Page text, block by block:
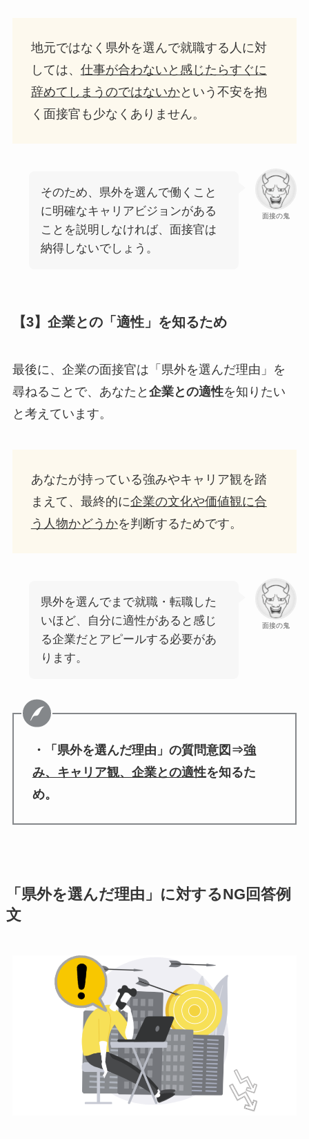
地元ではなく県外を選んで就職する人に対
しては、 仕事が合わないと感じたらすぐに
辞めてしまうのではないかという不安を抱
く面接官も少なくありません。
面接の鬼
そのため、県外を選んで働くこと
に明確なキャリアビジョンがある
ことを説明しなければ、面接官は
納得しないでしょう。
【3】企業との「適性」を知るため
最後に、企業の面接官は「県外を選んだ理由」を
尋ねることで、あなたと 企業との適性を知りたい
と考えています。
あなたが持っている強みやキャリア観を踏
まえて、最終的に企業の文化や価値観に合
う人物かどうかを判断するためです。
面接の鬼
県外を選んでまで就職・転職した
いほど、自分に適性があると感じ
る企業だとアピールする必要があ
ります。
・「県外を選んだ理由」の質問意図⇒強
み、キャリア観、企業との適性を知るた
め。
「県外を選んだ理由」に対するNG回答例
文